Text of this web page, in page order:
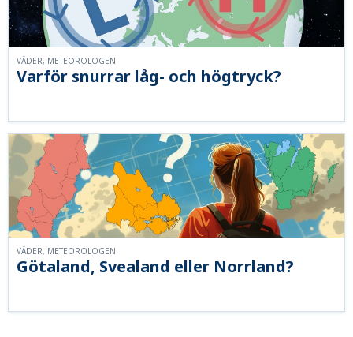
Varför snurrar låg- och högtryck?
VÄDER, METEOROLOGEN
Götaland, Svealand eller Norrland?
VÄDER, METEOROLOGEN